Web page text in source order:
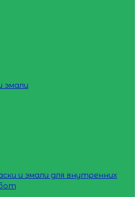
эмали
и эмали для внутренних